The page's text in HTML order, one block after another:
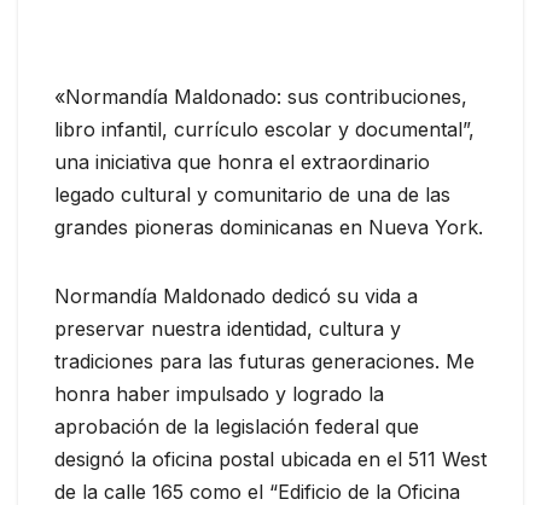
«Normandía Maldonado: sus contribuciones,
libro infantil, currículo escolar y documental”,
una iniciativa que honra el extraordinario
legado cultural y comunitario de una de las
grandes pioneras dominicanas en Nueva York.
Normandía Maldonado dedicó su vida a
preservar nuestra identidad, cultura y
tradiciones para las futuras generaciones. Me
honra haber impulsado y logrado la
aprobación de la legislación federal que
designó la oficina postal ubicada en el 511 West
de la calle 165 como el “Edificio de la Oficina